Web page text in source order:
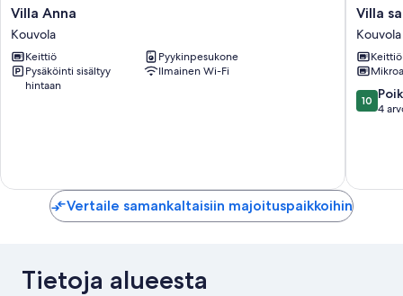
Villa
Anna
Kouvola
Villa Anna
Kouvola
Keittiö
Pyykinpesukone
Pysäköinti sisältyy
hintaan
Ilmainen Wi-Fi
Villa
ii
by
Kouvola
Villa
Kouvola
Keittiö
10.0
kautta
10
4
Vertaile samankaltaisiin majoituspaikkoihin
Tietoja alueesta